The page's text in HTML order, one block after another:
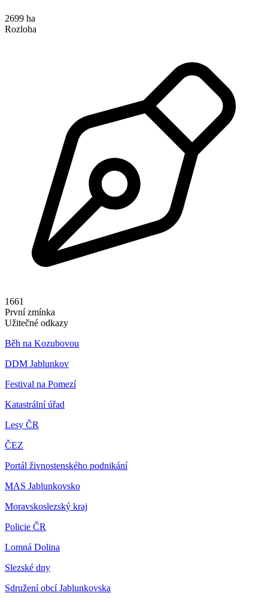
2699 ha
Rozloha
1661
První zmínka
Užitečné odkazy
Běh na Kozubovou
DDM Jablunkov
Festival na Pomezí
Katastrální úřad
Lesy ČR
ČEZ
Portál živnostenského podnikání
MAS Jablunkovsko
Moravskoslezský kraj
Policie ČR
Lomná Dolina
Slezské dny
Sdružení obcí Jablunkovska